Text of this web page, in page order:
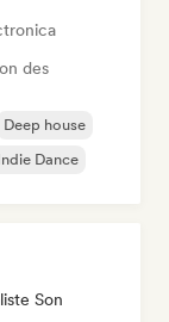
des
Deep house
Dance
Son